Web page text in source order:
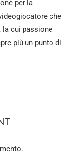
per la
che
la cui passione
più un punto di